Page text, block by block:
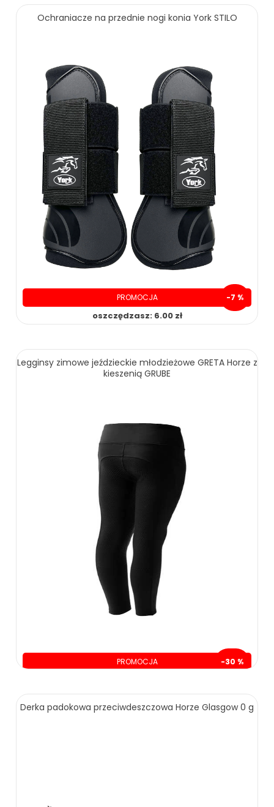
49.99 zł 69.00 zł
Ochraniacze na przednie nogi konia York STILO
PROMOCJA -7 %
oszczędzasz: 6.00 zł
ZOBACZ WIĘCEJ
Legginsy zimowe jeździeckie młodzieżowe GRETA Horze z
kieszenią GRUBE
PROMOCJA -30 %
189.00 zł
Derka padokowa przeciwdeszczowa Horze Glasgow 0 g